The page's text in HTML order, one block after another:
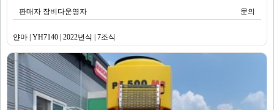
판매자 장비다운영자 문의
얀마 | YH7140 | 2022년식 | 7조식